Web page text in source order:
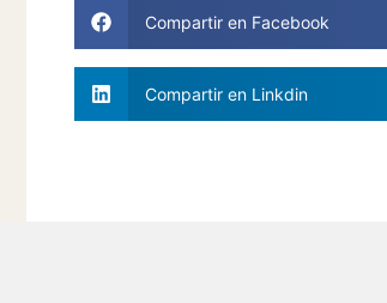
Compartir en Facebook
Compartir en Linkdin